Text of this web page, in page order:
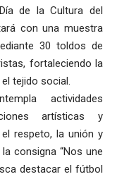
de la Cultura del
con una muestra
30 toldos de
fortaleciendo la
tejido social.
actividades
artísticas y
respeto, la unión y
consigna “Nos une
destacar el fútbol